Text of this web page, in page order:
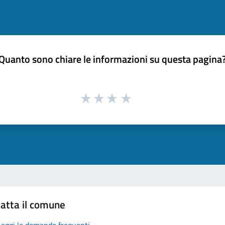
sono chiare le informazioni su questa
il comune